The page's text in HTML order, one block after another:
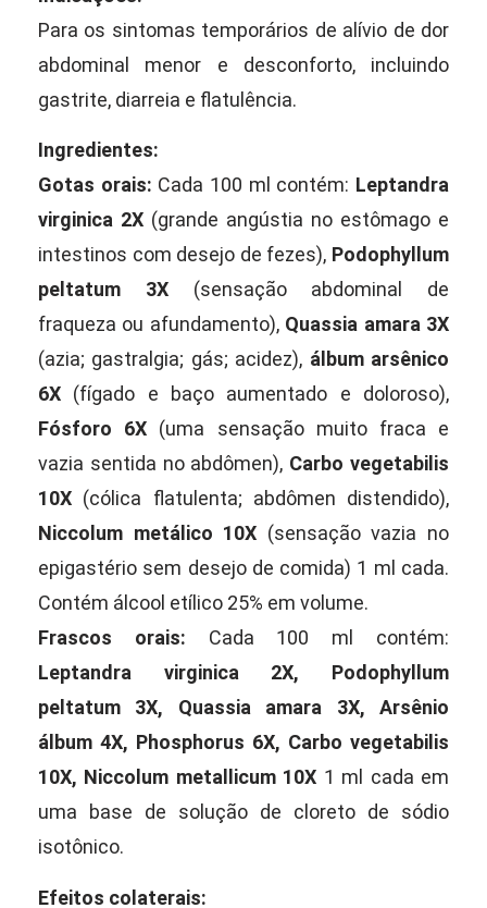
Para os sintomas temporários de alívio de dor
abdominal menor e desconforto, incluindo
gastrite, diarreia e flatulência.
Ingredientes:
Gotas orais: Cada 100 ml contém: Leptandra
virginica 2X (grande angústia no estômago e
intestinos com desejo de fezes), Podophyllum
peltatum 3X (sensação abdominal de
fraqueza ou afundamento), Quassia amara 3X
(azia; gastralgia; gás; acidez), álbum arsênico
6X (fígado e baço aumentado e doloroso),
Fósforo 6X (uma sensação muito fraca e
vazia sentida no abdômen), Carbo vegetabilis
10X (cólica flatulenta; abdômen distendido),
Niccolum metálico 10X (sensação vazia no
epigastério sem desejo de comida) 1 ml cada.
Contém álcool etílico 25% em volume.
Frascos orais: Cada 100 ml contém:
Leptandra virginica 2X, Podophyllum
peltatum 3X, Quassia amara 3X, Arsênio
álbum 4X, Phosphorus 6X, Carbo vegetabilis
10X, Niccolum metallicum 10X 1 ml cada em
uma base de solução de cloreto de sódio
isotônico.
Efeitos colaterais: